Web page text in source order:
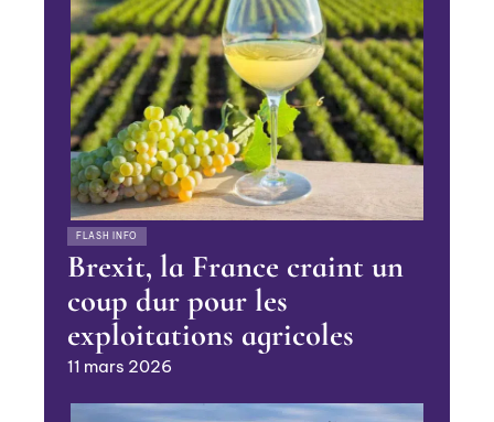
FLASH INFO
Brexit, la France craint un
coup dur pour les
exploitations agricoles
11 mars 2026